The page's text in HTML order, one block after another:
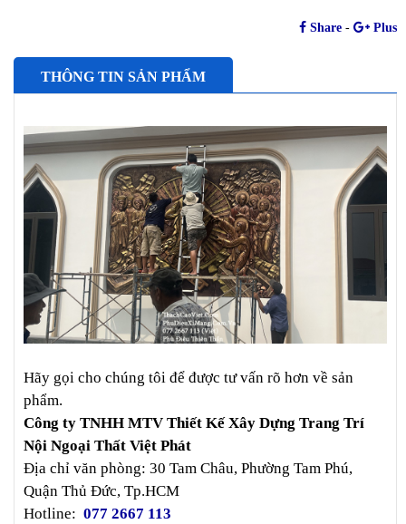
Share - Plus
THÔNG TIN SẢN PHẨM
Hãy gọi cho chúng tôi để được tư vấn rõ hơn về sản
phẩm.
Công ty TNHH MTV Thiết Kế Xây Dựng Trang Trí
Nội Ngoại Thất Việt Phát
Địa chỉ văn phòng: 30 Tam Châu, Phường Tam Phú,
Quận Thủ Đức, Tp.HCM
Hotline: 077 2667 113